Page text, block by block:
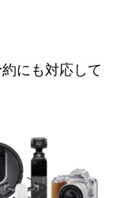
にも対応して